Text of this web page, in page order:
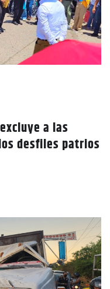
a las
desfiles patrios